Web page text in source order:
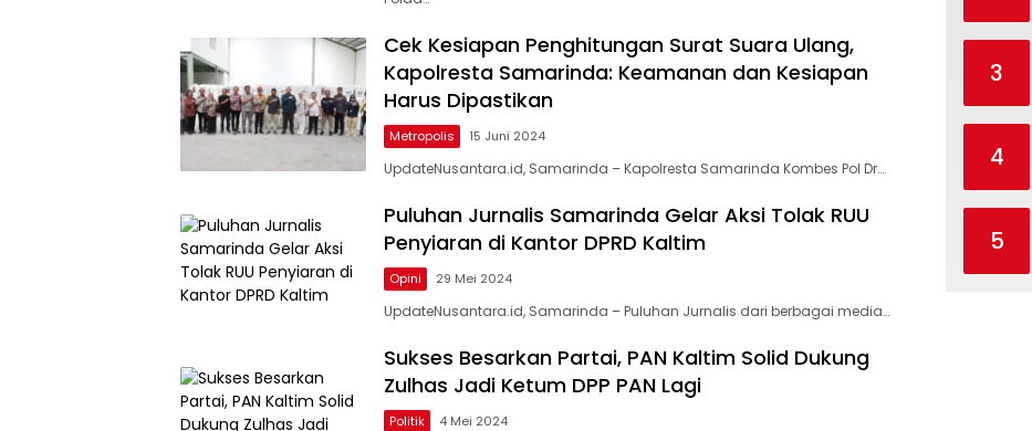
Cek Kesiapan Penghitungan Surat Suara Ulang,
Kapolresta Samarinda: Keamanan dan Kesiapan
Harus Dipastikan
Metropolis 15 Juni 2024
UpdateNusantara.id, Samarinda – Kapolresta Samarinda Kombes Pol Dr….
Puluhan Jurnalis Samarinda Gelar Aksi Tolak RUU
Penyiaran di Kantor DPRD Kaltim
Opini 29 Mei 2024
UpdateNusantara.id, Samarinda – Puluhan Jurnalis dari berbagai media…
Sukses Besarkan Partai, PAN Kaltim Solid Dukung
Zulhas Jadi Ketum DPP PAN Lagi
Politik 4 Mei 2024
3
4
5